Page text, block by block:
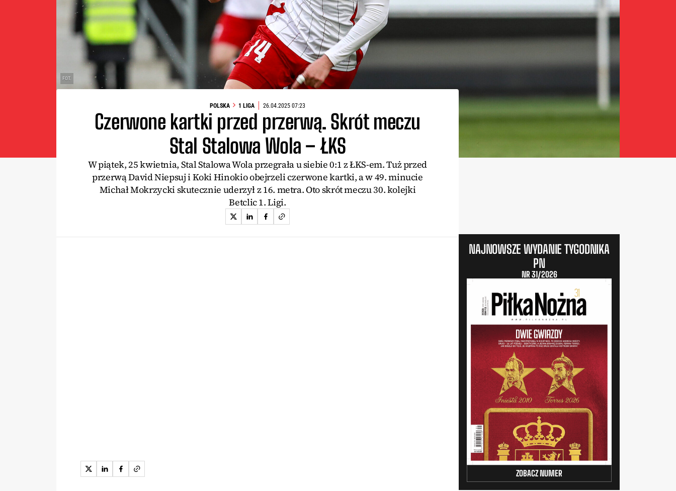
FOT.
POLSKA 1 LIGA 26.04.2025 07:23
Czerwone kartki przed przerwą. Skrót meczu
Stal Stalowa Wola – ŁKS
W piątek, 25 kwietnia, Stal Stalowa Wola przegrała u siebie 0:1 z ŁKS-em. Tuż przed
przerwą David Niepsuj i Koki Hinokio obejrzeli czerwone kartki, a w 49. minucie
Michał Mokrzycki skutecznie uderzył z 16. metra. Oto skrót meczu 30. kolejki
Betclic 1. Ligi.
NAJNOWSZE WYDANIE TYGODNIKA
PN
NR 31/2026
ZOBACZ NUMER